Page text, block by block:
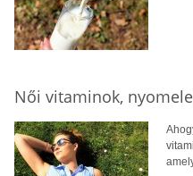
Női vitaminok,